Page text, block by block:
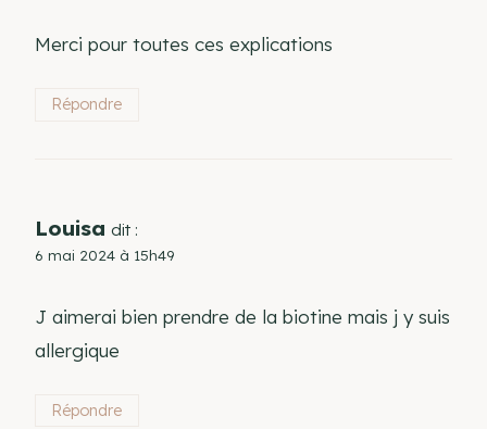
Merci pour toutes ces explications
Répondre
Louisa dit :
6 mai 2024 à 15h49
J aimerai bien prendre de la biotine mais j y suis
allergique
Répondre